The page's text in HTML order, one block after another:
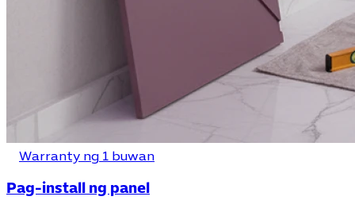
Warranty ng 1 buwan
Pag-install ng panel